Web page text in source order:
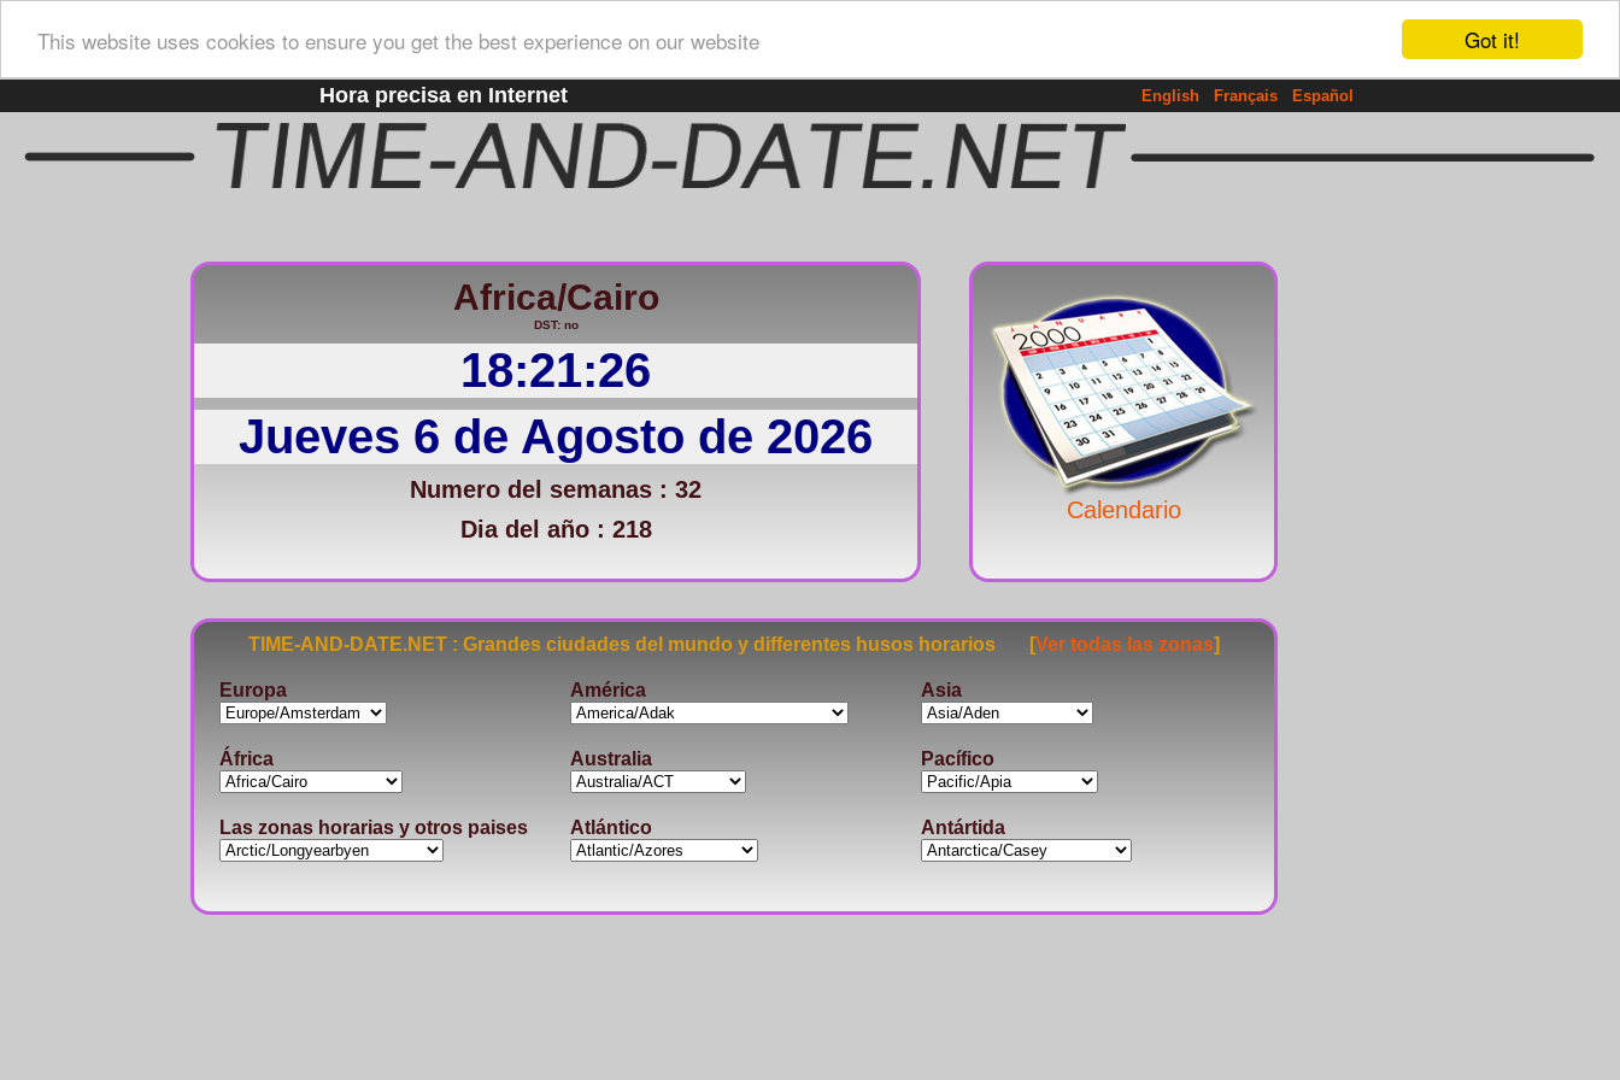
Got it!
This website uses cookies to ensure you get the best experience on our website
Hora precisa en Internet English Français Español
Africa/Cairo
DST: no
18:21:26
Jueves 6 de Agosto de 2026
Numero del semanas : 32
Dia del año : 218
Calendario
TIME-AND-DATE.NET : Grandes ciudades del mundo y differentes husos horarios [Ver todas las zonas]
Europa América Asia
África Australia Pacífico
Las zonas horarias y otros paises Atlántico Antártida